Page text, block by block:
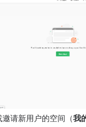
请新用户的空间（我